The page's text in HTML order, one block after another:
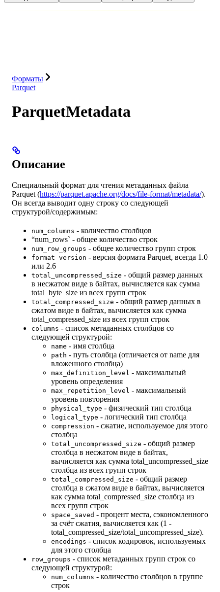
Форматы
Parquet
ParquetMetadata
Описание
Специальный формат для чтения метаданных файла
Parquet (https://parquet.apache.org/docs/file-format/metadata/).
Он всегда выводит одну строку со следующей
структурой/содержимым:
num_columns - количество столбцов
“num_rows` - общее количество строк
num_row_groups - общее количество групп строк
format_version - версия формата Parquet, всегда 1.0
или 2.6
total_uncompressed_size - общий размер данных
в несжатом виде в байтах, вычисляется как сумма
total_byte_size из всех групп строк
total_compressed_size - общий размер данных в
сжатом виде в байтах, вычисляется как сумма
total_compressed_size из всех групп строк
columns - список метаданных столбцов со
следующей структурой:
name - имя столбца
path - путь столбца (отличается от name для
вложенного столбца)
max_definition_level - максимальный
уровень определения
max_repetition_level - максимальный
уровень повторения
physical_type - физический тип столбца
logical_type - логический тип столбца
compression - сжатие, используемое для этого
столбца
total_uncompressed_size - общий размер
столбца в несжатом виде в байтах,
вычисляется как сумма total_uncompressed_size
столбца из всех групп строк
total_compressed_size - общий размер
столбца в сжатом виде в байтах, вычисляется
как сумма total_compressed_size столбца из
всех групп строк
space_saved - процент места, сэкономленного
за счёт сжатия, вычисляется как (1 -
total_compressed_size/total_uncompressed_size).
encodings - список кодировок, используемых
для этого столбца
row_groups - список метаданных групп строк со
следующей структурой:
num_columns - количество столбцов в группе
строк